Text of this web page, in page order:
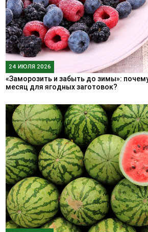
24 ИЮЛЯ 2026
«Заморозить и забыть до зимы»:
месяц для ягодных заготовок?